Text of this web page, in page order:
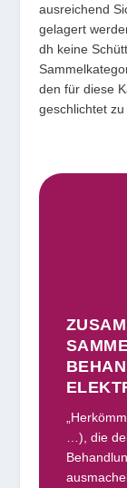
ausreichend
gelagert
dh keine
den für diese
geschlichtet zu
…), die